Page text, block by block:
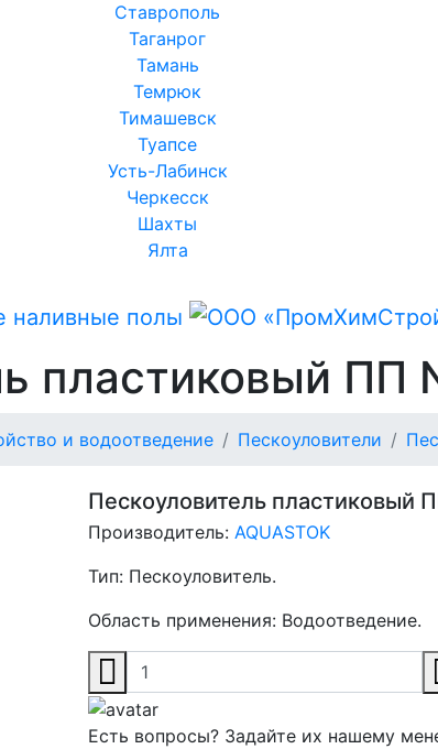
Ставрополь
Таганрог
Тамань
Темрюк
Тимашевск
Туапсе
Усть-Лабинск
Черкесск
Шахты
Ялта
пластиковый ПП
и водоотведение Пескоуловители
Пескоуловитель пластиковый
Производитель: AQUASTOK
Тип: Пескоуловитель.
Область применения: Водоотведение.
Есть вопросы? Задайте их нашему